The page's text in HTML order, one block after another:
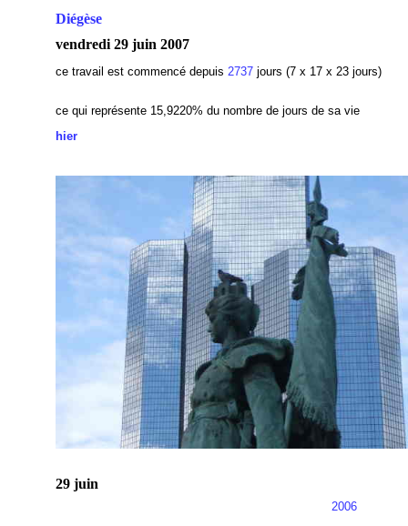
Diégèse
vendredi 29 juin 2007
ce travail est commencé depuis 2737jours (7 x 17 x 23 jours)
ce qui représente 15,9220% du nombre de jours de sa vie
hier
29 juin
2006